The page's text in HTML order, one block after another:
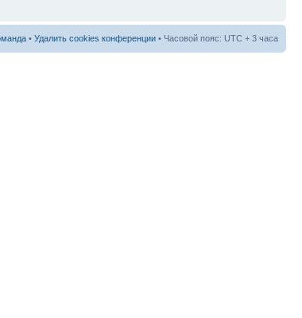
• Удалить cookies конференции • Часовой пояс: UTC + 3 часа